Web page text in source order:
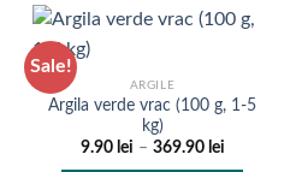
are
variații.
Opțiunile
pot
Sale!
ARGILE
Argila verde vrac (100 g, 1-5
kg)
9.90 lei – 369.90 leiInterval